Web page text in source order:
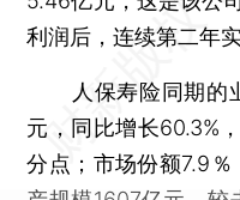
利润后，连续第二年实
人保寿险同期的
元，同比增长60.3%
分点；市场份额7.9